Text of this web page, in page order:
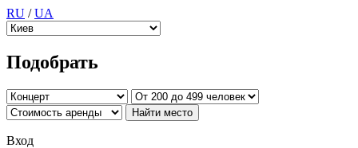
RU /UA
Подобрать
Вход